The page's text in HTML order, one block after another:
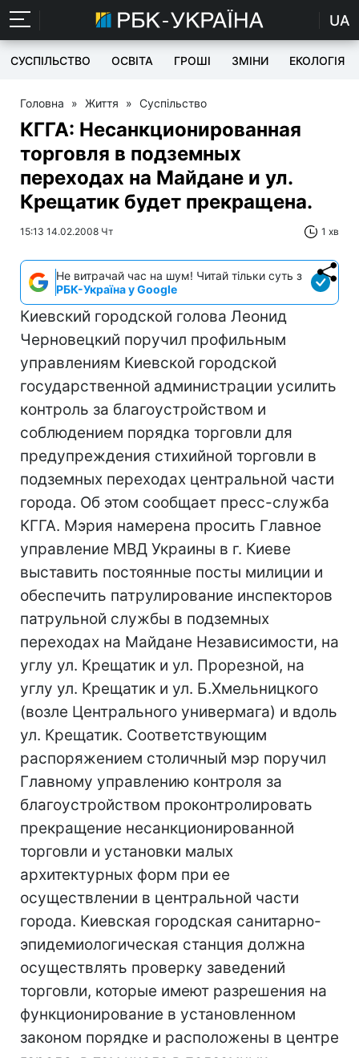
UA
СУСПІЛЬСТВО ОСВІТА ГРОШІ ЗМІНИ ЕКОЛОГІЯ
Головна » Життя » Суспільство
КГГА: Несанкционированная
торговля в подземных
переходах на Майдане и ул.
Крещатик будет прекращена.
15:13 14.02.2008 Чт 1 хв
Не витрачай час на шум! Читай тільки суть з
РБК-Україна у Google
Киевский городской голова Леонид
Черновецкий поручил профильным
управлениям Киевской городской
государственной администрации усилить
контроль за благоустройством и
соблюдением порядка торговли для
предупреждения стихийной торговли в
подземных переходах центральной части
города. Об этом сообщает пресс-служба
КГГА. Мэрия намерена просить Главное
управление МВД Украины в г. Киеве
выставить постоянные посты милиции и
обеспечить патрулирование инспекторов
патрульной службы в подземных
переходах на Майдане Независимости, на
углу ул. Крещатик и ул. Прорезной, на
углу ул. Крещатик и ул. Б.Хмельницкого
(возле Центрального универмага) и вдоль
ул. Крещатик. Соответствующим
распоряжением столичный мэр поручил
Главному управлению контроля за
благоустройством проконтролировать
прекращение несанкционированной
торговли и установки малых
архитектурных форм при ее
осуществлении в центральной части
города. Киевская городская санитарно-
эпидемиологическая станция должна
осуществлять проверку заведений
торговли, которые имеют разрешения на
функционирование в установленном
законом порядке и расположены в центре